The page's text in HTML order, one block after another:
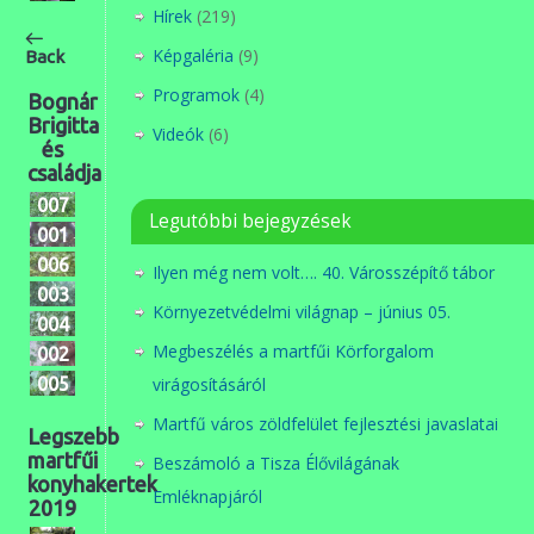
Back
Bognár
Brigitta
és
családja
007
(1)
(1)
(1)
(1)
001
(1)
(1)
(1)
(1)
(1)
(1)
(1)
006
(1)
(1)
(1)
(1)
(1)
(1)
(1)
003
(1)
(1)
(1)
(1)
004
(1)
(1)
(1)
(1)
(1)
(1)
002
(1)
(1)
(1)
(1)
005
(1)
(1)
Legszebb
martfűi
konyhakertek
2019
Hírek (219)
Képgaléria (9)
Programok (4)
Videók (6)
Legutóbbi bejegyzések
Ilyen még nem volt…. 40. Városszépítő tábor
Környezetvédelmi világnap – június 05.
Megbeszélés a martfűi Körforgalom
virágosításáról
Martfű város zöldfelület fejlesztési javaslatai
Beszámoló a Tisza Élővilágának
Emléknapjáról